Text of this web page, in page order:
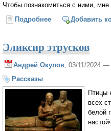
Чтобы познакомиться с ними, мне
Подробнее о ВАСНЕЦОВЫ –
Добавить
Эликсир этрусков
Андрей Окулов, 03/11/2024 —
Рассказы
Птицы
всех
белой